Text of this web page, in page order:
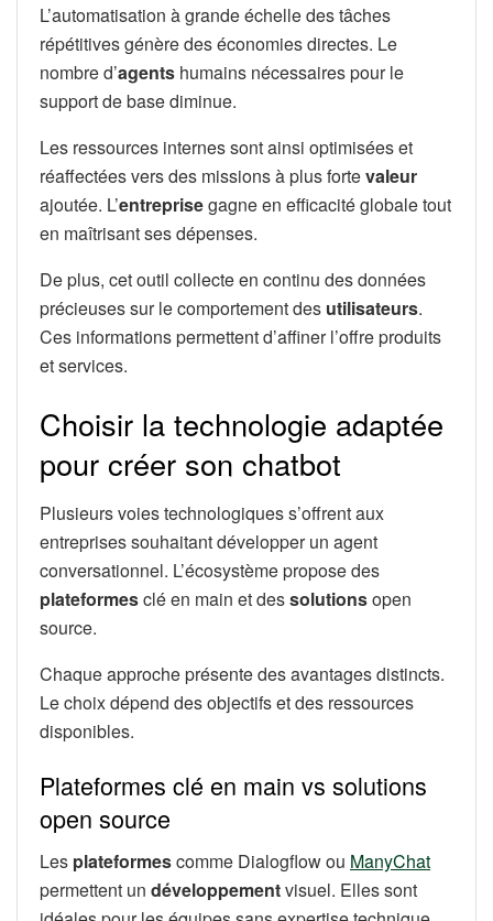
L’automatisation à grande échelle des tâches
répétitives génère des économies directes. Le
nombre d’agents humains nécessaires pour le
support de base diminue.
Les ressources internes sont ainsi optimisées et
réaffectées vers des missions à plus fortevaleur
ajoutée. L’entreprisegagne en efficacité globale tout
en maîtrisant ses dépenses.
De plus, cet outil collecte en continu des données
précieuses sur le comportement des utilisateurs.
Ces informations permettent d’affiner l’offre produits
et services.
Choisir la technologie adaptée
pour créer son chatbot
Plusieurs voies technologiques s’offrent aux
entreprises souhaitant développer un agent
conversationnel. L’écosystème propose des
plateformesclé en main et dessolutionsopen
source.
Chaque approche présente des avantages distincts.
Le choix dépend des objectifs et des ressources
disponibles.
Plateformes clé en main vs solutions
open source
Les plateformescomme Dialogflow ou ManyChat
permettent un développementvisuel. Elles sont